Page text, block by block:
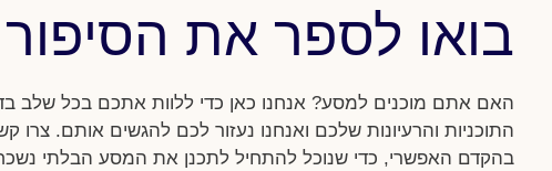
בואו לספר את
האם אתם מוכנים למסע? אנחנו כאן כדי ללוות אתכם בכל שלב
התוכניות והרעיונות שלכם ואנחנו נעזור לכם להגשים אותם. צרו
בהקדם האפשרי, כדי שנוכל להתחיל לתכנן את המסע הבלתי